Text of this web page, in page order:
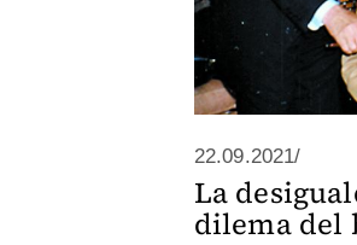
22.09.2021/
La
dilema del